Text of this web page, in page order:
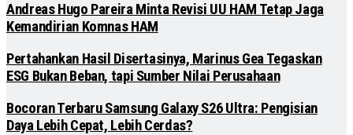
Andreas Hugo Pareira Minta Revisi UU HAM Tetap Jaga
Kemandirian Komnas HAM
Pertahankan Hasil Disertasinya, Marinus Gea Tegaskan
ESG Bukan Beban, tapi Sumber Nilai Perusahaan
Bocoran Terbaru Samsung Galaxy S26 Ultra: Pengisian
Daya Lebih Cepat, Lebih Cerdas?